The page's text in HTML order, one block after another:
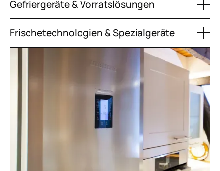
Gefriergeräte & Vorratslösungen
Frischetechnologien & Spezialgeräte